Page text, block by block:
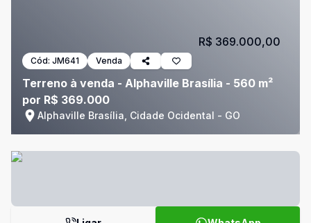
Cód: JM641 Venda
Terreno à venda - Alphaville Brasília - 560 m²
por R$ 369.000
Alphaville Brasília, Cidade Ocidental - GO
R$ 369.000,00